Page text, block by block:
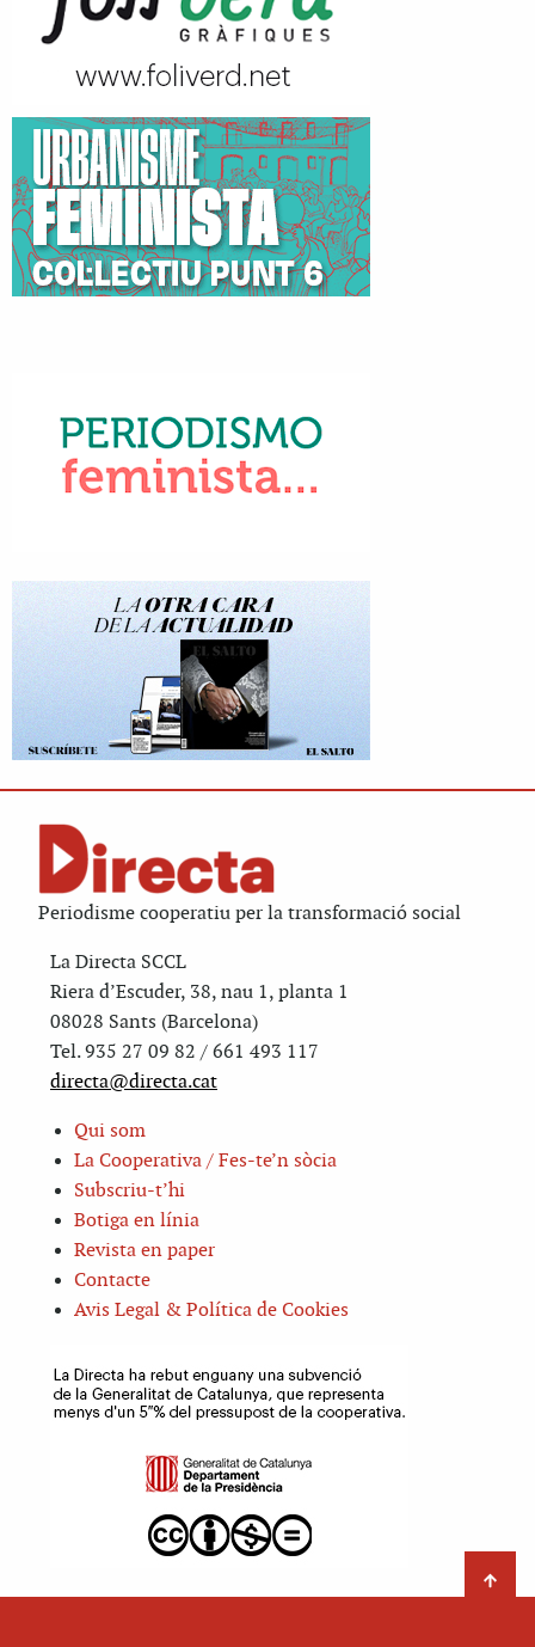
Periodisme cooperatiu per la transformació social
La Directa SCCL
Riera d’Escuder, 38, nau 1, planta 1
08028 Sants (Barcelona)
Tel. 935 27 09 82 / 661 493 117
directa@directa.cat
Qui som
La Cooperativa / Fes-te’n sòcia
Subscriu-t’hi
Botiga en línia
Revista en paper
Contacte
Avis Legal & Política de Cookies